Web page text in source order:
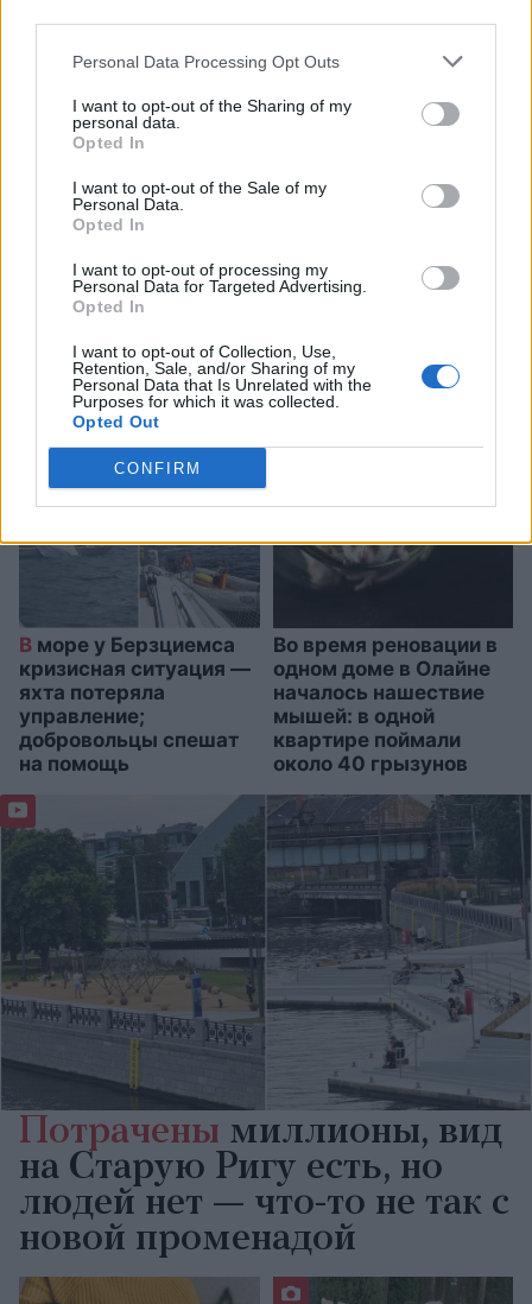
Personal Data Processing Opt Outs
I want to opt-out of the Sharing of my
personal data.
Opted In
I want to opt-out of the Sale of my
Personal Data.
Opted In
I want to opt-out of processing my
Personal Data for Targeted Advertising.
Opted In
I want to opt-out of Collection, Use,
Retention, Sale, and/or Sharing of my
Personal Data that Is Unrelated with the
Purposes for which it was collected.
Opted Out
CONFIRM
«Толькобогатые
пользуются общественным
транспортом?» Семья
хотела прокатиться на
поезде, но цена билетов
заставила передумать
В море у Берзциемса
кризисная ситуация —
яхта потеряла
управление;
добровольцы спешат
на помощь
Во время реновации в
одном доме в Олайне
началось нашествие
мышей: в одной
квартире поймали
около 40 грызунов
Потрачены миллионы, вид
на Старую Ригу есть, но
людей нет — что-то не так с
новой променадой